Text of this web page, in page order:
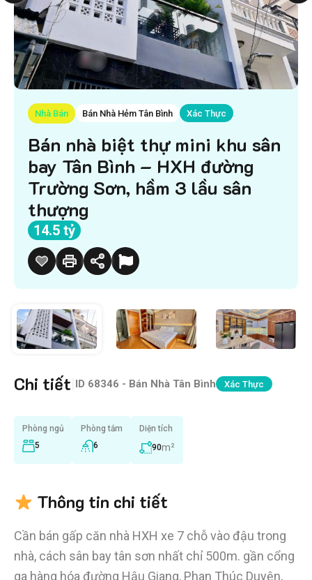
Nhà Bán Bán Nhà Hẻm Tân Bình Xác Thực
Bán nhà biệt thự mini khu sân
bay Tân Bình – HXH đường
Trường Sơn, hầm 3 lầu sân
thượng
14.5 tỷ
Chi tiết ID 68346 - Bán Nhà Tân Bình Xác Thực
Phòng ngủ
5
Phòng tắm
6
Diện tích
90m²
Thông tin chi tiết
Cần bán gấp căn nhà HXH xe 7 chỗ vào đậu trong
nhà, cách sân bay tân sơn nhất chỉ 500m. gần cổng
ga hàng hóa đường Hậu Giang, Phan Thúc Duyện,